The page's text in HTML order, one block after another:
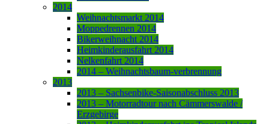
2014
Weihnachtsmarkt 2014
Moppedrennen 2014
Bikerweihnacht 2014
Heimkinderausfahrt 2014
Nelkenfahrt 2014
2014 – Weihnachtsbaum-verbrennung
2013
2013 – Sachsenbike-Saisonabschluss 2013
2013 – Motorradtour nach Cämmerswalde /
Erzgebirge